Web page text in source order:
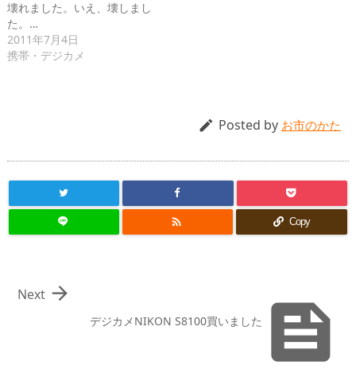
壊れました。いえ、壊しまし
た。…
2011年7月4日
携帯・デジカメ
 Posted by お市のかた
 Copy

デジカメNIKON S8100買いました

Next